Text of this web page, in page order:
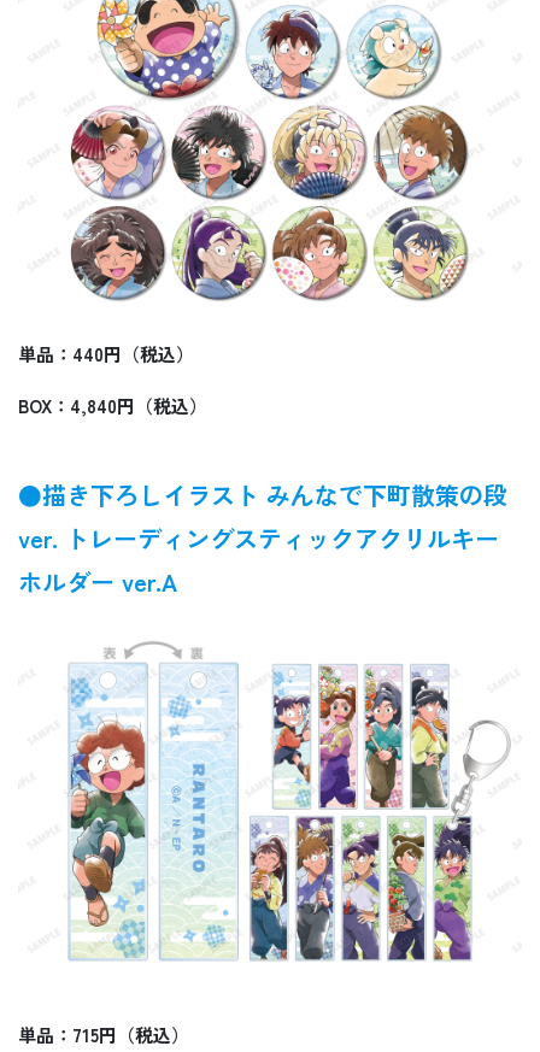
単品：440円（税込）
BOX：4,840円（税込）
●描き下ろしイラスト みんなで下町散策の段
ver. トレーディングスティックアクリルキー
ホルダー ver.A
単品：715円（税込）